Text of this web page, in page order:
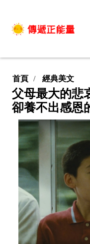
首頁 經典美文
父母最大的悲
卻養不出感恩